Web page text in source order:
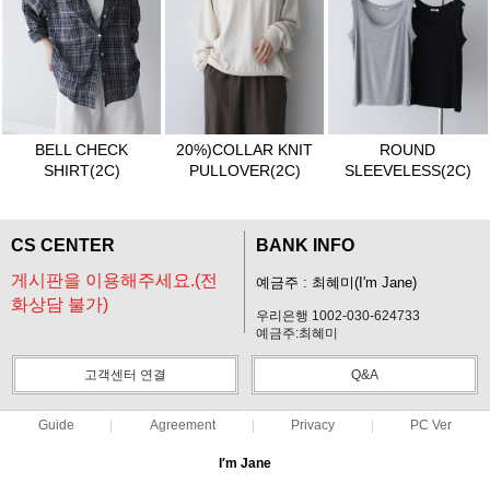
BELL CHECK
SHIRT(2C)
20%)COLLAR KNIT
PULLOVER(2C)
ROUND
SLEEVELESS(2C)
CS CENTER
게시판을 이용해주세요.(전
화상담 불가)
BANK INFO
예금주 : 최혜미(I'm Jane)
우리은행 1002-030-624733
예금주:최혜미
고객센터 연결 Q&A
Guide Agreement Privacy PC Ver
I′m Jane